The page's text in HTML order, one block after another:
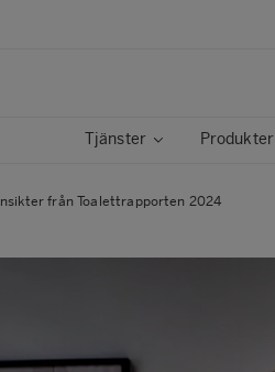
Tjänster Produkter
Insikter från Toalettrapporten 2024